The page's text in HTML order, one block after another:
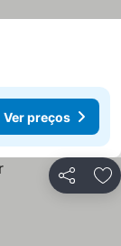
Ver preços
Partilhar